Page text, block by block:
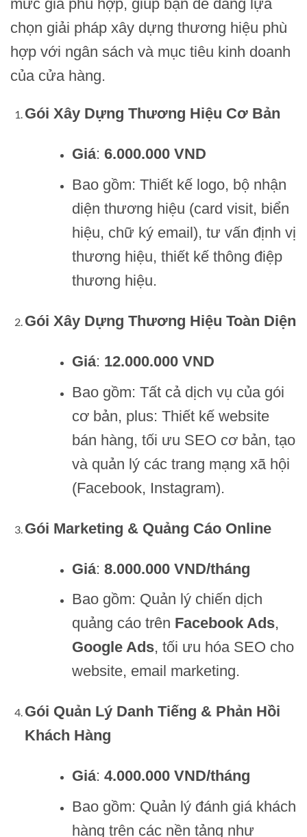
mức giá phù hợp, giúp bạn dễ dàng lựa
chọn giải pháp xây dựng thương hiệu phù
hợp với ngân sách và mục tiêu kinh doanh
của cửa hàng.
Gói Xây Dựng Thương Hiệu Cơ Bản
Giá: 6.000.000 VND
Bao gồm: Thiết kế logo, bộ nhận
diện thương hiệu (card visit, biển
hiệu, chữ ký email), tư vấn định vị
thương hiệu, thiết kế thông điệp
thương hiệu.
Gói Xây Dựng Thương Hiệu Toàn Diện
Giá: 12.000.000 VND
Bao gồm: Tất cả dịch vụ của gói
cơ bản, plus: Thiết kế website
bán hàng, tối ưu SEO cơ bản, tạo
và quản lý các trang mạng xã hội
(Facebook, Instagram).
Gói Marketing & Quảng Cáo Online
Giá: 8.000.000 VND/tháng
Bao gồm: Quản lý chiến dịch
quảng cáo trên Facebook Ads,
Google Ads, tối ưu hóa SEO cho
website, email marketing.
Gói Quản Lý Danh Tiếng & Phản Hồi
Khách Hàng
Giá: 4.000.000 VND/tháng
Bao gồm: Quản lý đánh giá khách
hàng trên các nền tảng như